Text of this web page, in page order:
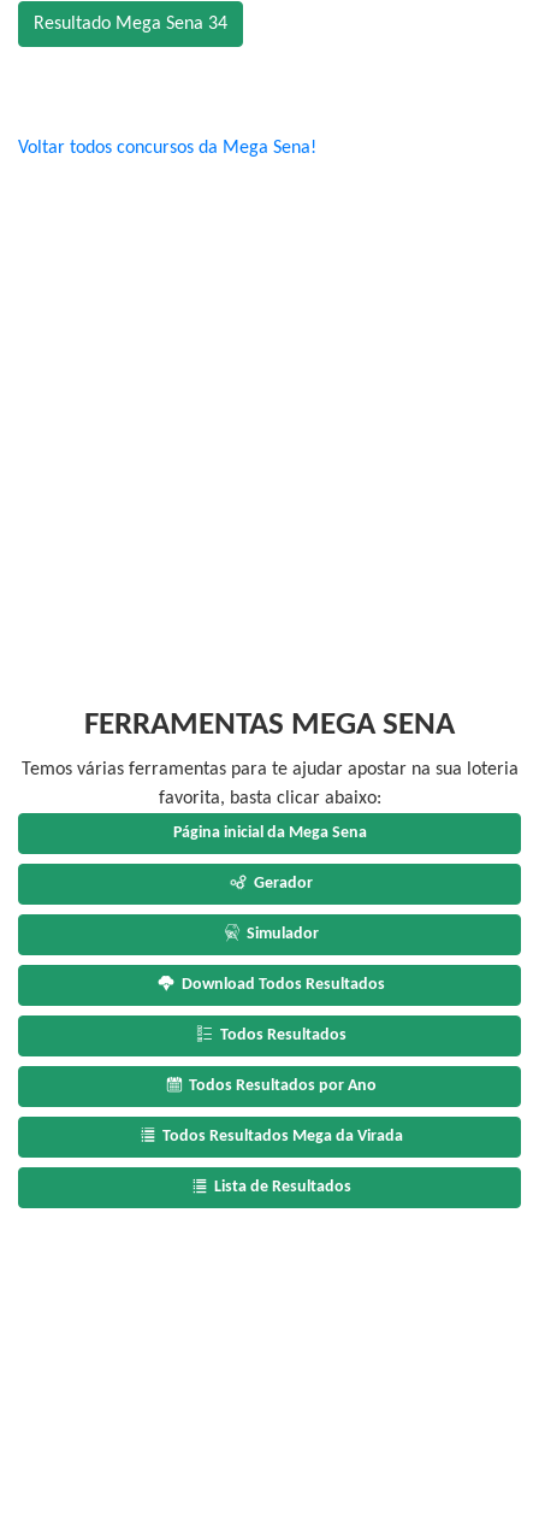
Resultado Mega Sena 34
Voltar todos concursos da Mega Sena!
FERRAMENTAS MEGA SENA
Temos várias ferramentas para te ajudar apostar na sua loteria
favorita, basta clicar abaixo:
Página inicial da Mega Sena
Gerador
Simulador
Download Todos Resultados
Todos Resultados
Todos Resultados por Ano
Todos Resultados Mega da Virada
Lista de Resultados